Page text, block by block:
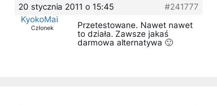
20 stycznia 2011 o 15:45
#241777
KyokoMai
Członek
Przetestowane. Nawet nawet
to działa. Zawsze jakaś
darmowa alternatywa 🙂